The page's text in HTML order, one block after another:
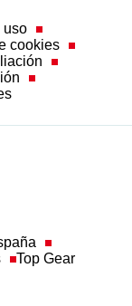
uso
cookies
Top Gear